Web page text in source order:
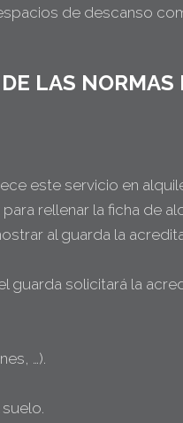
de descanso
LAS NORMAS
este servicio en
rellenar la ficha de
al guarda la
guarda solicitará la
…).